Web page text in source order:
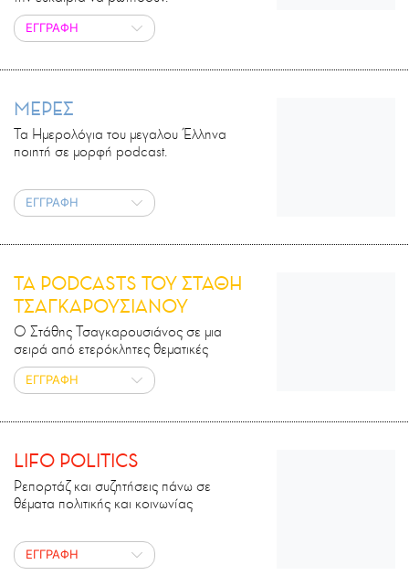
ΕΓΓΡΑΦΗ
ΜΕΡΕΣ
Τα Ημερολόγια του μεγαλου Έλληνα
ποιητή σε μορφή podcast.
ΕΓΓΡΑΦΗ
ΤΑ PODCASTS ΤΟΥ ΣΤΑΘΗ
ΤΣΑΓΚΑΡΟΥΣΙΑΝΟΥ
Ο Στάθης Τσαγκαρουσιάνος σε μια
σειρά από ετερόκλητες θεματικές
ΕΓΓΡΑΦΗ
LIFO POLITICS
Ρεπορτάζ και συζητήσεις πάνω σε
θέματα πολιτικής και κοινωνίας
ΕΓΓΡΑΦΗ